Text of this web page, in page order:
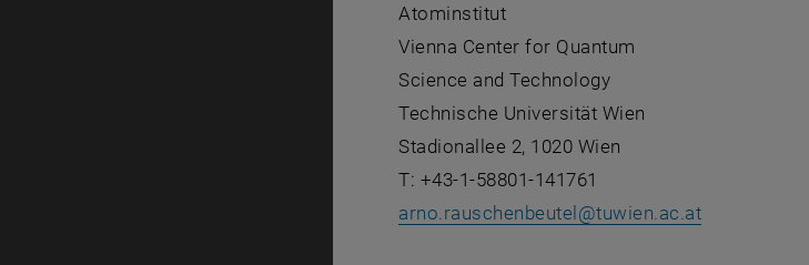
Atominstitut
Vienna Center for Quantum
Science and Technology
Technische Universität Wien
Stadionallee 2, 1020 Wien
T: +43-1-58801-141761
arno.rauschenbeutel@tuwien.ac.at